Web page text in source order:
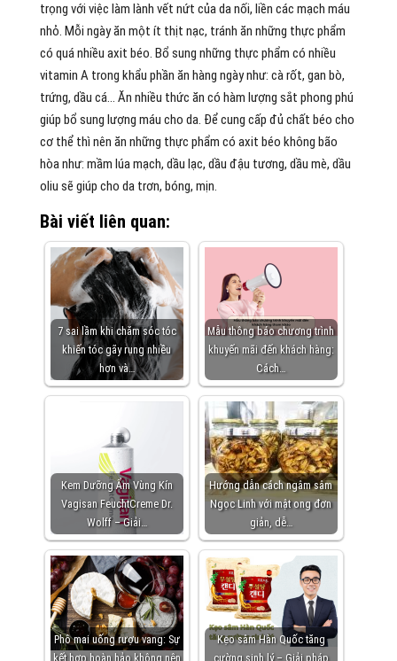
trọng với việc làm lành vết nứt của da nối, liền các mạch máu
nhỏ. Mỗi ngày ăn một ít thịt nạc, tránh ăn những thực phẩm
có quá nhiều axit béo. Bổ sung những thực phẩm có nhiều
vitamin A trong khẩu phần ăn hàng ngày như: cà rốt, gan bò,
trứng, dầu cá… Ăn nhiều thức ăn có hàm lượng sắt phong phú
giúp bổ sung lượng máu cho da. Để cung cấp đủ chất béo cho
cơ thể thì nên ăn những thực phẩm có axit béo không bão
hòa như: mầm lúa mạch, dầu lạc, dầu đậu tương, dầu mè, dầu
oliu sẽ giúp cho da trơn, bóng, mịn.
Bài viết liên quan:
7 sai lầm khi chăm sóc tóc
khiến tóc gãy rụng nhiều
hơn và…
Mẫu thông báo chương trình
khuyến mãi đến khách hàng:
Cách…
Kem Dưỡng Ẩm Vùng Kín
Vagisan FeuchtCreme Dr.
Wolff – Giải…
Hướng dẫn cách ngâm sâm
Ngọc Linh với mật ong đơn
giản, dễ…
Phô mai uống rượu vang: Sự
kết hợp hoàn hảo không nên
Kẹo sâm Hàn Quốc tăng
cường sinh lý – Giải pháp